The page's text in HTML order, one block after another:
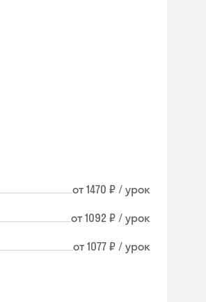
от 1470 ₽ / урок
от 1092 ₽ / урок
от 1077 ₽ / урок